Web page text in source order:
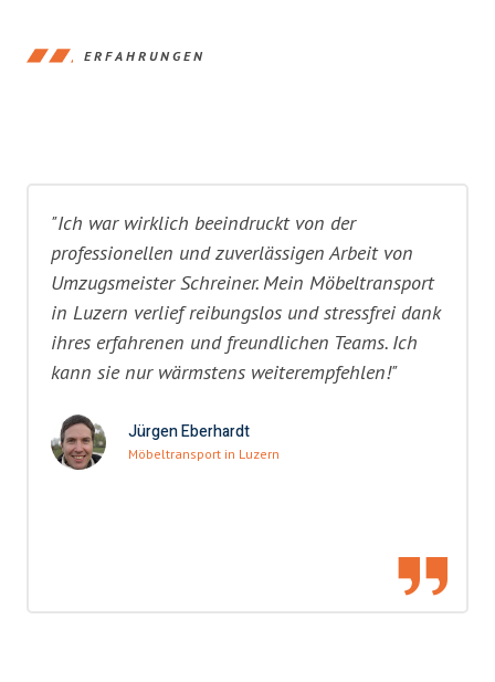
ERFAHRUNGEN
"Ich war wirklich beeindruckt von der
professionellen und zuverlässigen Arbeit von
Umzugsmeister Schreiner. Mein Möbeltransport
in Luzern verlief reibungslos und stressfrei dank
ihres erfahrenen und freundlichen Teams. Ich
kann sie nur wärmstens weiterempfehlen!"
Jürgen Eberhardt
Möbeltransport in Luzern